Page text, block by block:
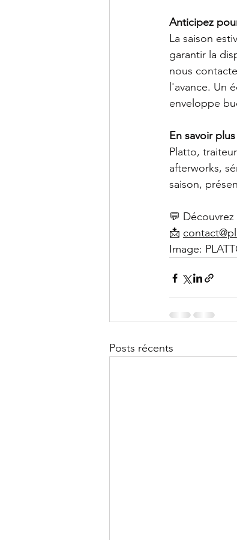
Anticipez
La saison
garantir la
nous
l'avance. Un
enveloppe
En savoir
Platto,
afterworks,
saison,
💬
📩
Image:
Posts récents